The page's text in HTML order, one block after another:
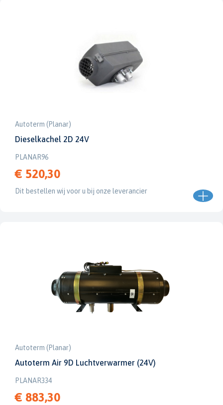
Autoterm (Planar)
Dieselkachel 2D 24V
PLANAR96
€ 520,30
Dit bestellen wij voor u bij onze leverancier
Autoterm (Planar)
Autoterm Air 9D Luchtverwarmer (24V)
PLANAR334
€ 883,30